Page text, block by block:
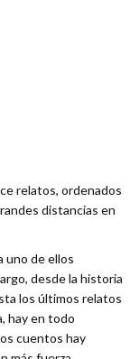
relatos, ordenados
distancias en
uno de ellos
desde la historia
los últimos relatos
hay en todo
cuentos hay